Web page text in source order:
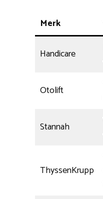
Merk
Handicare
Otolift
Stannah
ThyssenKrupp